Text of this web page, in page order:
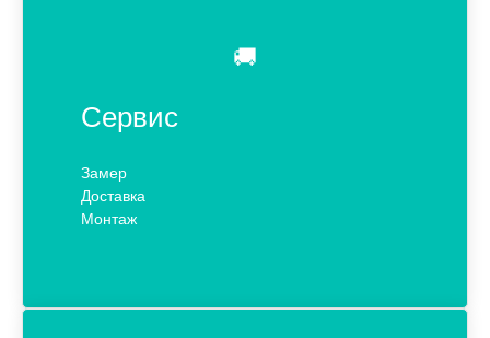
🚚
Сервис
Замер
Доставка
Монтаж